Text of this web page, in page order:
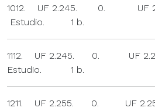
1012. UF 2.245. 0. UF
Estudio. 1 b.
1112. UF 2.245. 0. UF
Estudio. 1 b.
1211. UF 2.255. 0. UF